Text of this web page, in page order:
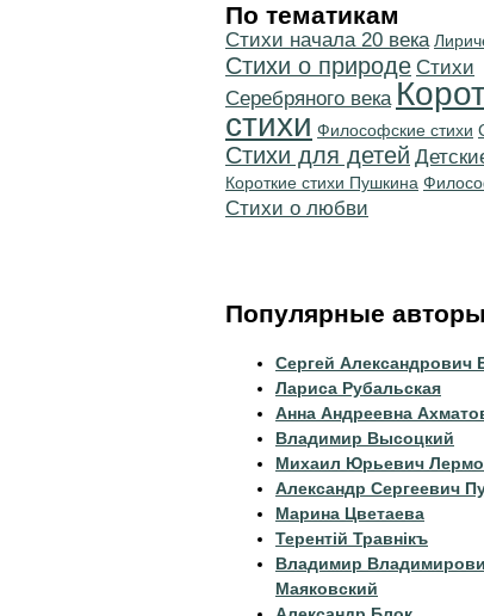
По тематикам
Cтихи начала 20 века
Стихи о природе Cтихи
Серебряного века
стихи Философские стихи
Стихи для детей
Короткие стихи Пушкина
Стихи о любви
Популярные авторы
Сергей Александрович
Лариса Рубальская
Анна Андреевна
Владимир Высоцкий
Михаил Юрьевич
Александр Сергеевич
Марина Цветаева
Терентiй Травнiкъ
Владимир
Маяковский